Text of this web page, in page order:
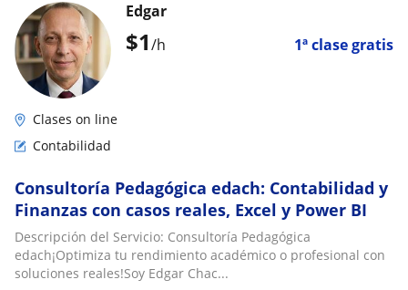
$1/h 1ª clase gratis
Edgar
Clases on line
Contabilidad
Consultoría Pedagógica edach: Contabilidad y
Finanzas con casos reales, Excel y Power BI
Descripción del Servicio: Consultoría Pedagógica
edach¡Optimiza tu rendimiento académico o profesional con
soluciones reales!Soy Edgar Chac...